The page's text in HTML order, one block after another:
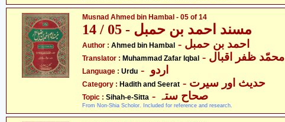
Musnad Ahmed bin Hambal - 05 of 14
مسند احمد بن حمبل - 05 / 14
Author : Ahmed bin Hambal
Translator : Muhammad Zafar Iqbal - محمّد ظفر اقبال
Language : Urdu
Category : Hadith and Seerat - حدیث اور سیرت
Topic : Sihah-e-Sitta - صحاح ستہ
From Non-Shia Scholor. Included for reference and research.